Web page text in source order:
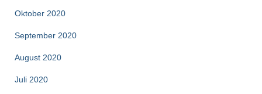
Oktober 2020
September 2020
August 2020
Juli 2020